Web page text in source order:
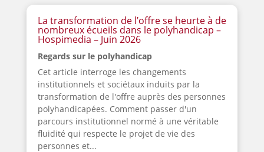
La transformation de l’offre se heurte à de
nombreux écueils dans le polyhandicap –
Hospimedia – Juin 2026
Regards sur le polyhandicap
Cet article interroge les changements
institutionnels et sociétaux induits par la
transformation de l'offre auprès des personnes
polyhandicapées. Comment passer d'un
parcours institutionnel normé à une véritable
fluidité qui respecte le projet de vie des
personnes et...